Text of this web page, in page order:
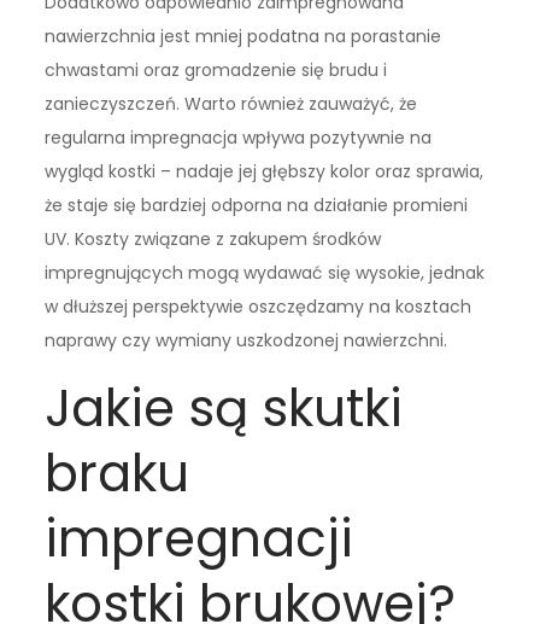
nawierzchnia jest mniej podatna na porastanie
chwastami oraz gromadzenie się brudu i
zanieczyszczeń. Warto również zauważyć, że
regularna impregnacja wpływa pozytywnie na
wygląd kostki – nadaje jej głębszy kolor oraz sprawia,
że staje się bardziej odporna na działanie promieni
UV. Koszty związane z zakupem środków
impregnujących mogą wydawać się wysokie, jednak
w dłuższej perspektywie oszczędzamy na kosztach
naprawy czy wymiany uszkodzonej nawierzchni.
Jakie są skutki
braku
impregnacji
kostki brukowej?